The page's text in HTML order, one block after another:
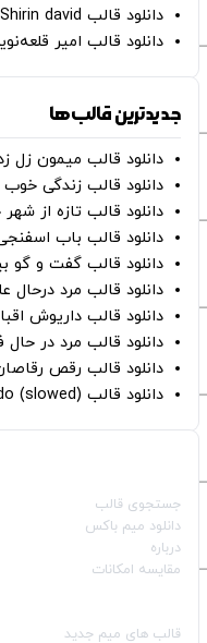
دانلود قالب Gut Genug - kitschrieg ft. Shirin david
دانلود قالب امیر
جدیدترین قالب‌ها
دانلود قالب میمون زل
دانلود قالب زندگی خوب
دانلود قالب تازه از
دانلود قالب باب
دانلود قالب گفت و گو
دانلود قالب مرد
دانلود قالب داریوش
دانلود قالب مرد در
دانلود قالب رقص
دانلود قالب Montagem Chateado (slowed)
جستجوی قالب
دانلود میم باکس
درباره
مقایسه امکانات
قالب‌ های میم جدید